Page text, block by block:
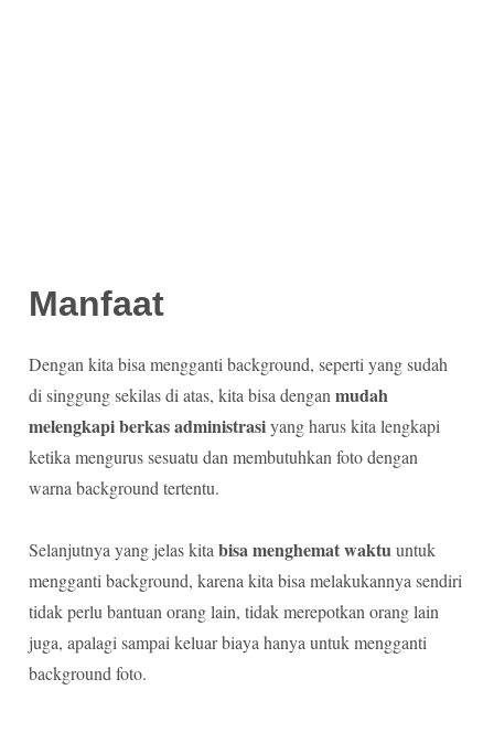
Manfaat
Dengan kita bisa mengganti background, seperti yang sudah
di singgung sekilas di atas, kita bisa denganmudah
melengkapi berkas administrasiyang harus kita lengkapi
ketika mengurus sesuatu dan membutuhkan foto dengan
warna background tertentu.
Selanjutnya yang jelas kitabisa menghemat waktuuntuk
mengganti background, karena kita bisa melakukannya sendiri
tidak perlu bantuan orang lain, tidak merepotkan orang lain
juga, apalagi sampai keluar biaya hanya untuk mengganti
background foto.